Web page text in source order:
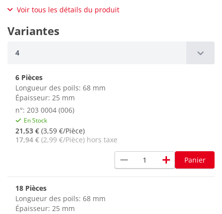
Voir tous les détails du produit
Variantes
4
6 Pièces
Longueur des poils: 68 mm
Épaisseur: 25 mm
n°: 203 0004 (006)
En Stock
21,53 € (3,59 €/Pièce)
17,94 € (2,99 €/Pièce) hors taxe
remove add Panier
18 Pièces
Longueur des poils: 68 mm
Épaisseur: 25 mm